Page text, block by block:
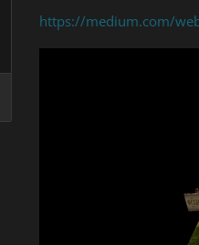
https://medium.com/